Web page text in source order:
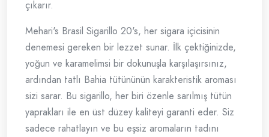
çıkarır.
Mehari's Brasil Sigarillo 20's, her sigara içicisinin
denemesi gereken bir lezzet sunar. İlk çektiğinizde,
yoğun ve karamelimsi bir dokunuşla karşılaşırsınız,
ardından tatlı Bahia tütününün karakteristik aroması
sizi sarar. Bu sigarillo, her biri özenle sarılmış tütün
yaprakları ile en üst düzey kaliteyi garanti eder. Siz
sadece rahatlayın ve bu eşsiz aromaların tadını